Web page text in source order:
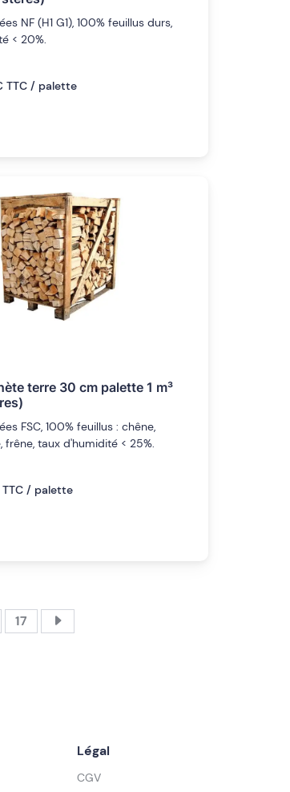
NF (H1 G1), 100% feuillus durs,
< 20%.
TTC / palette
terre 30 cm palette 1 m³
FSC, 100% feuillus : chêne,
frêne, taux d'humidité < 25%.
/ palette
17
Légal
CGV